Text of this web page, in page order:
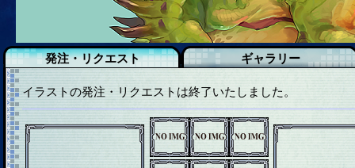
発注・リクエスト ギャラリー
イラストの発注・リクエストは終了いたしました。